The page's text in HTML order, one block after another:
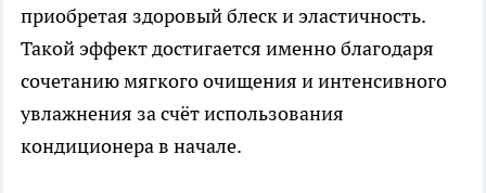
приобретая здоровый блеск и эластичность.
Такой эффект достигается именно благодаря
сочетанию мягкого очищения и интенсивного
увлажнения за счёт использования
кондиционера в начале.